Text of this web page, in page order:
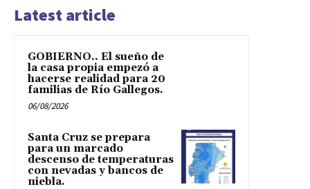
Latest article
GOBIERNO.. El sueño de
la casa propia empezó a
hacerse realidad para 20
familias de Río Gallegos.
06/08/2026
Santa Cruz se prepara
para un marcado
descenso de temperaturas
con nevadas y bancos de
niebla.